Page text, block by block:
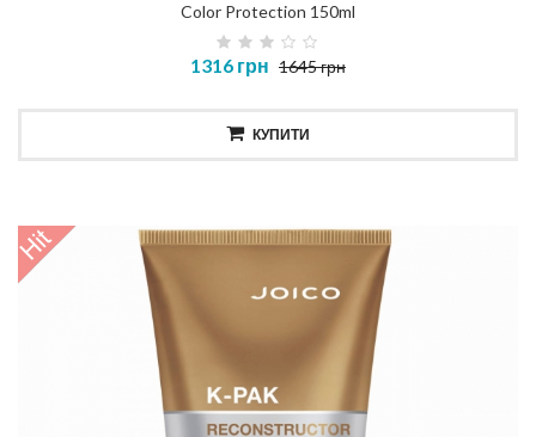
Color Protection 150ml
1316 грн 1645 грн
КУПИТИ